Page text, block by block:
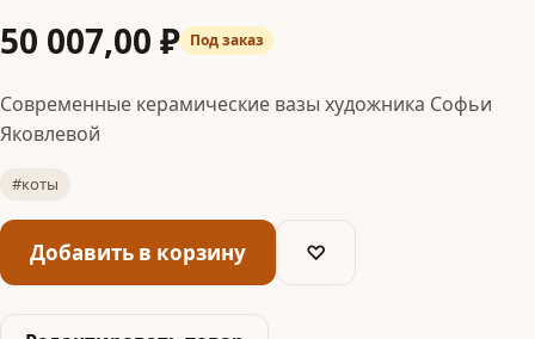
50 007,00 ₽ Под заказ
Современные керамические вазы художника Софьи
Яковлевой
#коты
Добавить в корзину ♡